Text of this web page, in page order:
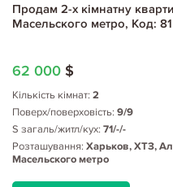
Продам 2-х кімнатну
Масельского метро, Код:
62 000 $
Кількість кімнат: 2
Поверх/поверховість: 9/9
S загаль/житл/кух: 71/-/-
Розташування: Харьков, ХТЗ,
Масельского метро